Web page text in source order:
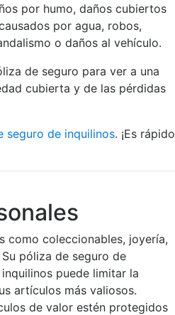
por humo, daños cubiertos
por agua, robos,
o daños al vehículo.
de seguro para ver a una
cubierta y de las pérdidas
seguro de inquilinos. ¡Es rápido
como coleccionables, joyería,
póliza de seguro de
puede limitar la
artículos más valiosos.
de valor estén protegidos